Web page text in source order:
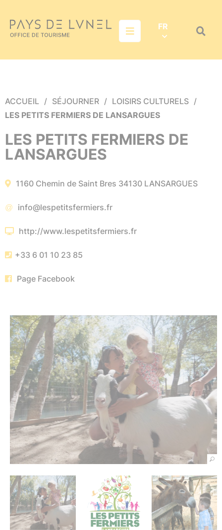
Aller à la recherche
Menu FR
ACCUEIL SÉJOURNER
LOISIRS CULTURELS
LES PETITS FERMIERS DE LANSARGUES
LES PETITS FERMIERS DE
LANSARGUES
1160 Chemin de Saint Bres 34130 LANSARGUES
info@lespetitsfermiers.fr
http://www.lespetitsfermiers.fr
+33 6 01 10 23 85
Page Facebook